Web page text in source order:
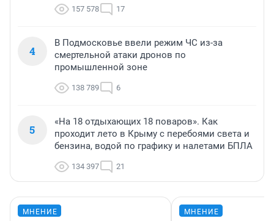
157 578 17
4
В Подмосковье ввели режим ЧС из-за
смертельной атаки дронов по
промышленной зоне
138 789 6
5
«На 18 отдыхающих 18 поваров». Как
проходит лето в Крыму с перебоями света и
бензина, водой по графику и налетами БПЛА
134 397 21
МНЕНИЕ МНЕНИЕ